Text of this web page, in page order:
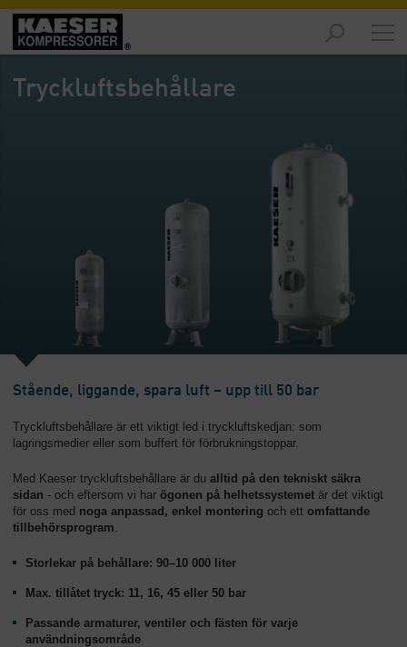
Marknader
-
Översikt
Företaget
Översikt
Tryckluftsbehållare
Stående, liggande, spara luft – upp till 50 bar
Tryckluftsbehållare är ett viktigt led i tryckluftskedjan: som
lagringsmedier eller som buffert för förbrukningstoppar.
Med Kaeser tryckluftsbehållare är du alltid på den tekniskt säkra
sidan - och eftersom vi har ögonen på helhetssystemet är det viktigt
för oss med noga anpassad, enkel montering och ett omfattande
tillbehörsprogram.
Storlekar på behållare: 90–10 000 liter
Max. tillåtet tryck: 11, 16, 45 eller 50 bar
Passande armaturer, ventiler och fästen för varje
användningsområde